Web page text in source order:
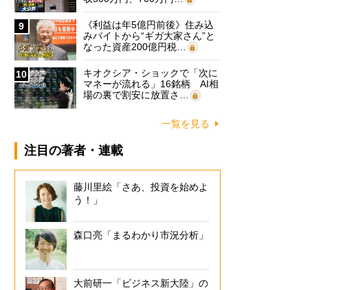
9
《利益は年5億円前後》住み込
みバイトから“ギガ大家さん”と
なった資産200億円税…
10
キオクシア・ショックで「次に
マネーが流れる」16銘柄 AI相
場の裏で割安に放置さ…
一覧を見る
注目の著者・連載
藤川里絵「さあ、投資を始めよ
う！」
森口亮「まるわかり市況分析」
大前研一「ビジネス新大陸」の